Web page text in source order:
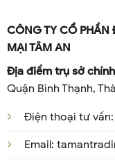
CÔNG TY CỔ PHẦN
MẠI TÂM AN
Địa điểm trụ sở
Quận Bình Thạnh,
Điện thoại tư vấn:
Email: